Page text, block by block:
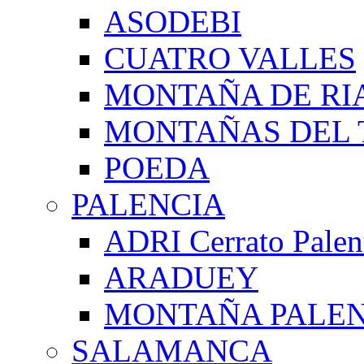
ASODEBI
CUATRO VALLES
MONTAÑA DE
MONTAÑAS DEL
POEDA
PALENCIA
ADRI Cerrato
ARADUEY
MONTAÑA
SALAMANCA